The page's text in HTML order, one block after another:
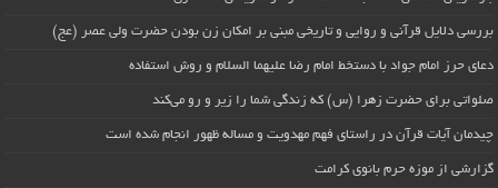
بررسی دلایل قرآنی و روایی و تاریخی مبنی بر امکان زن بودن حضرت ولی عصر (عج)
دعای حرز امام جواد با دستخط امام رضا علیهما السلام و روش استفاده
صلواتی برای حضرت زهرا (س) که زندگی شما را زیر و رو می‌کند
چیدمان آیات قرآن در راستای فهم مهدویت و مساله ظهور انجام شده است
گزارشی از موزه حرم بانوی کرامت